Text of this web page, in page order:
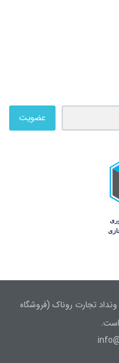
عضویت
تجارت روناک (فروشگاه
است.